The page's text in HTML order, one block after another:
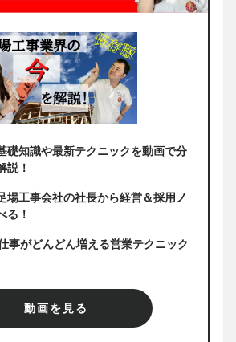
礎知識や最新テクニックを動画で分
説！
場工事会社の社長から経営＆採用ノ
る！
事がどんどん増える営業テクニック
動画を見る